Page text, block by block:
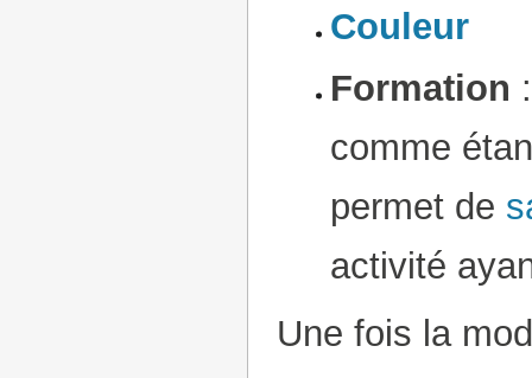
Couleur
Formation
comme
permet de
activité
Une fois la